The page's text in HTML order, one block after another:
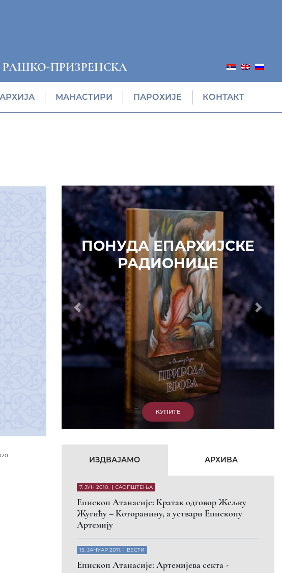
РАШКО-ПРИЗРЕНСКА
МАНАСТИРИ ПАРОХИЈЕ КОНТАКТ
ПОНУДА ЕПАРХИЈСКЕ
РАДИОНИЦЕ
КУПИТЕ
Prethodni
ИЗДВАЈАМО АРХИВА
7. ЈУН 2010. САОПШТЕЊА
Eпископ Атанасије: Кратак одговор Жељку
Жугићу – Которанину, а уствари Епископу
Артемију
15. ЈАНУАР 2011. ВЕСТИ
Eпископ Атанасије: Артемијева секта -